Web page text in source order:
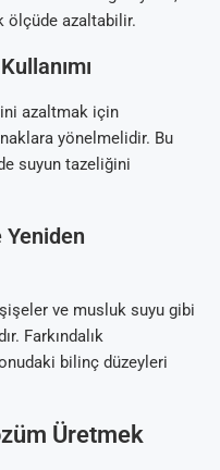
ölçüde azaltabilir.
azaltmak için
yönelmelidir. Bu
suyun tazeliğini
Yeniden
ve musluk suyu gibi
Farkındalık
bilinç düzeyleri
Üretmek